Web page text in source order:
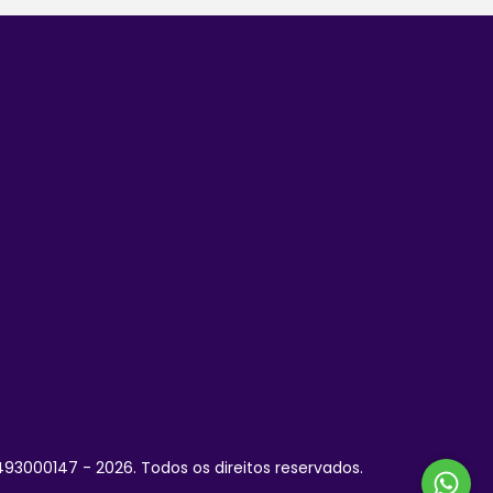
- 2026. Todos os direitos reservados.